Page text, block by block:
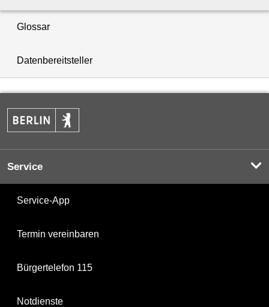
Glossar
Datenbereitsteller
Service
Service-App
Termin vereinbaren
Bürgertelefon 115
Notdienste